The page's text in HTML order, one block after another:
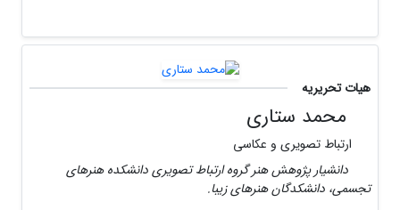
هیات تحریریه
محمد ستاری
ارتباط تصویری و عکاسی
دانشیار پژوهش هنر گروه ارتباط تصویری دانشکده هنرهای
تجسمی، دانشکدگان هنرهای زیبا.